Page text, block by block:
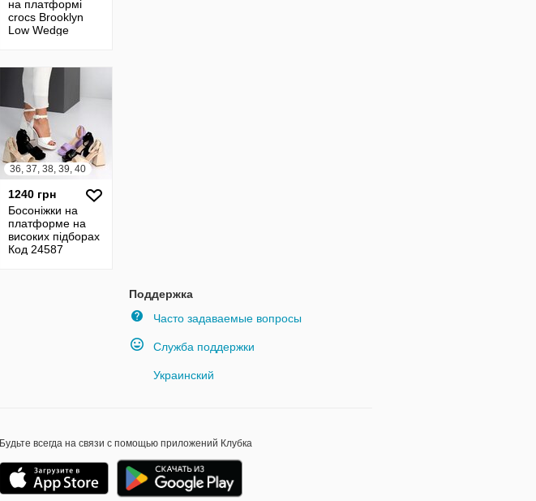
на платформі
crocs Brooklyn
Low Wedge
платформе крокс
w6-w10
36, 37, 38, 39, 40
1240 грн
Босоніжки на
платформе на
високих підборах
Код 24587
Поддержка
Часто задаваемые вопросы
Служба поддержки
Украинский
Будьте всегда на связи с помощью приложений Клубка